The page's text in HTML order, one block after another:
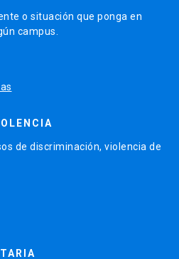
o situación que ponga en
campus.
de discriminación, violencia de